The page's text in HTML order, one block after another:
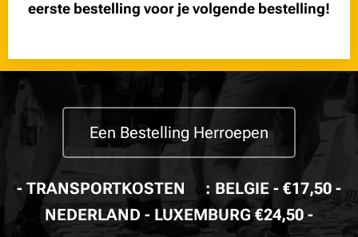
eerste bestelling voor je volgende bestelling!
Een Bestelling Herroepen
- TRANSPORTKOSTEN🚚: BELGIE - €17,50 -
NEDERLAND - LUXEMBURG €24,50 -